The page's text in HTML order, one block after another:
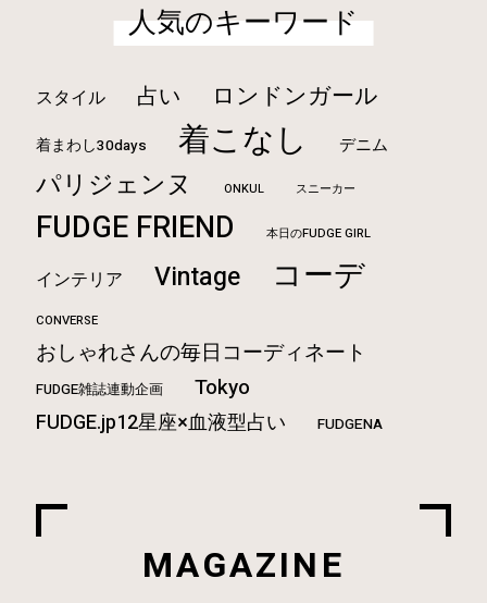
人気のキーワード
スタイル 占い ロンドンガール
着まわし30days 着こなし デニム
パリジェンヌ ONKUL スニーカー
FUDGE FRIEND 本日のFUDGE GIRL
インテリア Vintage コーデ
CONVERSE
おしゃれさんの毎日コーディネート
FUDGE雑誌連動企画 Tokyo
FUDGE.jp12星座×血液型占い FUDGENA
MAGAZINE